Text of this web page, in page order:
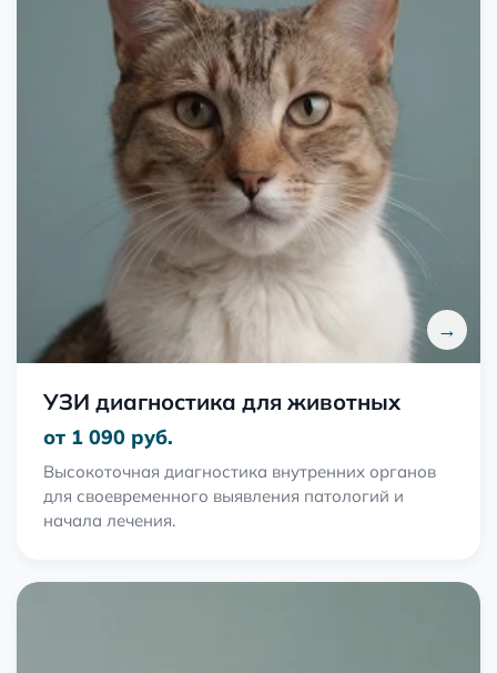
→
УЗИ диагностика для животных
от 1 090 руб.
Высокоточная диагностика внутренних органов
для своевременного выявления патологий и
начала лечения.